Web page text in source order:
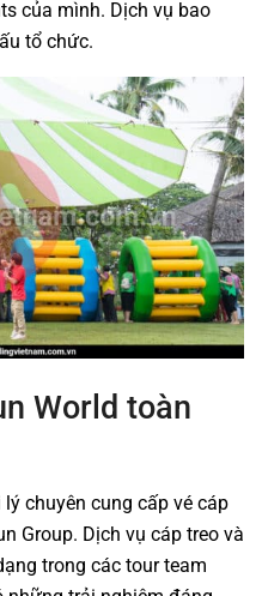
của mình. Dịch vụ bao
tổ chức.
World toàn
chuyên cung cấp vé cáp
Group. Dịch vụ cáp treo và
trong các tour team